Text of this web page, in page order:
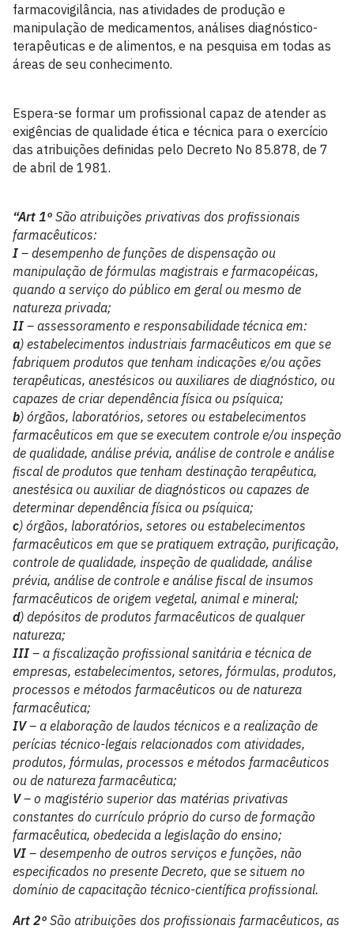
farmacovigilância, nas atividades de produção e
manipulação de medicamentos, análises diagnóstico-
terapêuticas e de alimentos, e na pesquisa em todas as
áreas de seu conhecimento.
Espera-se formar um profissional capaz de atender as
exigências de qualidade ética e técnica para o exercício
das atribuições definidas pelo Decreto No 85.878, de 7
de abril de 1981.
“Art 1º São atribuições privativas dos profissionais
farmacêuticos:
I – desempenho de funções de dispensação ou
manipulação de fórmulas magistrais e farmacopéicas,
quando a serviço do público em geral ou mesmo de
natureza privada;
II – assessoramento e responsabilidade técnica em:
a) estabelecimentos industriais farmacêuticos em que se
fabriquem produtos que tenham indicações e/ou ações
terapêuticas, anestésicos ou auxiliares de diagnóstico, ou
capazes de criar dependência física ou psíquica;
b) órgãos, laboratórios, setores ou estabelecimentos
farmacêuticos em que se executem controle e/ou inspeção
de qualidade, análise prévia, análise de controle e análise
fiscal de produtos que tenham destinação terapêutica,
anestésica ou auxiliar de diagnósticos ou capazes de
determinar dependência física ou psíquica;
c) órgãos, laboratórios, setores ou estabelecimentos
farmacêuticos em que se pratiquem extração, purificação,
controle de qualidade, inspeção de qualidade, análise
prévia, análise de controle e análise fiscal de insumos
farmacêuticos de origem vegetal, animal e mineral;
d) depósitos de produtos farmacêuticos de qualquer
natureza;
III – a fiscalização profissional sanitária e técnica de
empresas, estabelecimentos, setores, fórmulas, produtos,
processos e métodos farmacêuticos ou de natureza
farmacêutica;
IV– a elaboração de laudos técnicos e a realização de
perícias técnico-legais relacionados com atividades,
produtos, fórmulas, processos e métodos farmacêuticos
ou de natureza farmacêutica;
V– o magistério superior das matérias privativas
constantes do currículo próprio do curso de formação
farmacêutica, obedecida a legislação do ensino;
VI – desempenho de outros serviços e funções, não
especificados no presente Decreto, que se situem no
domínio de capacitação técnico-científica profissional.
Art 2º São atribuições dos profissionais farmacêuticos, as